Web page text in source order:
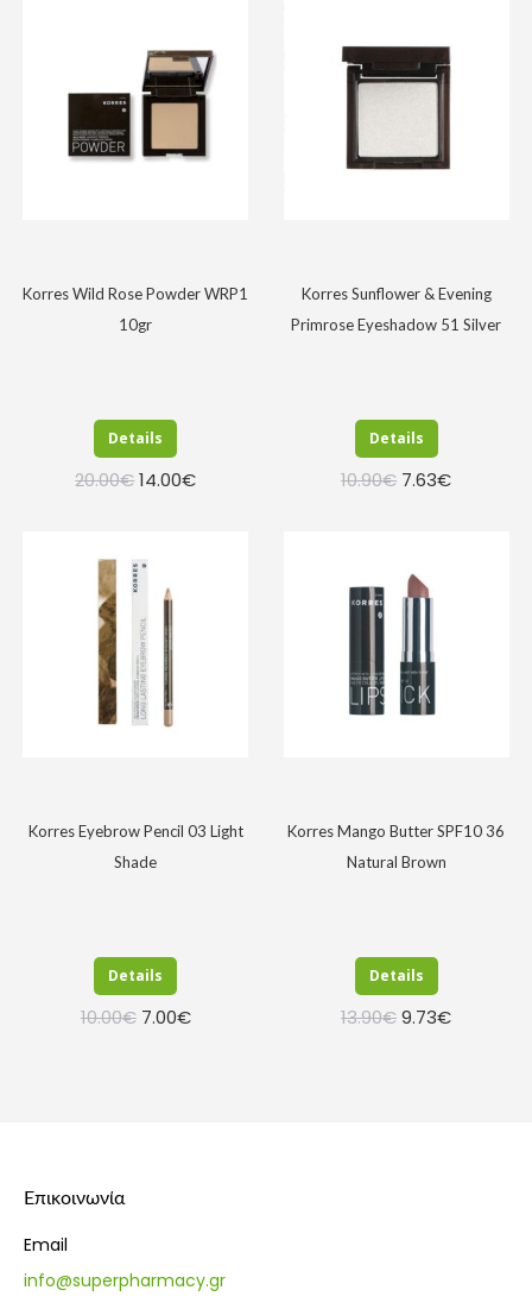
Korres Wild Rose Powder WRP1
10gr
20.00€Original
20.00€.
14.00€Η
Details
Korres Sunflower & Evening
Primrose Eyeshadow 51 Silver
10.90€ Original
10.90€.
7.63€Η
Details
Korres Eyebrow Pencil 03 Light
Shade
10.00€ Original
7.00€Η
Details
Korres Mango Butter SPF10 36
Natural Brown
13.90€Original
9.73€Η
Details
Επικοινωνία
Email
info@superpharmacy.gr